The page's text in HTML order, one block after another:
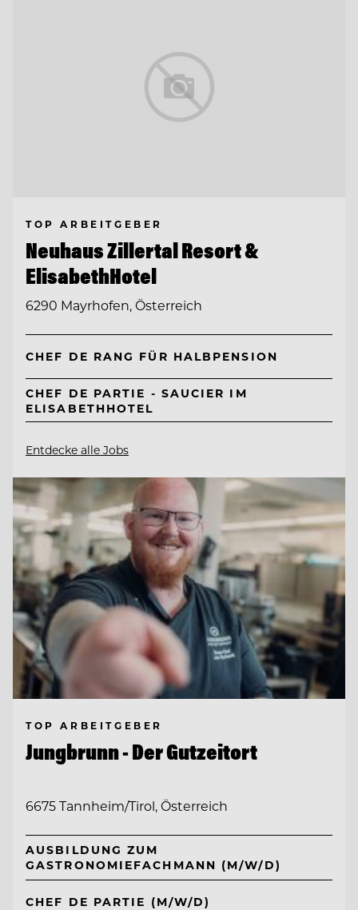
TOP ARBEITGEBER
Neuhaus Zillertal Resort &
ElisabethHotel
6290 Mayrhofen, Österreich
CHEF DE RANG FÜR HALBPENSION
CHEF DE PARTIE - SAUCIER IM
ELISABETHHOTEL
Entdecke alle Jobs
TOP ARBEITGEBER
Jungbrunn - Der Gutzeitort
6675 Tannheim/Tirol, Österreich
AUSBILDUNG ZUM
GASTRONOMIEFACHMANN (M/W/D)
CHEF DE PARTIE (M/W/D)